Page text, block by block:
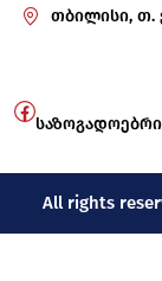
თბილისი, თ.
All rights